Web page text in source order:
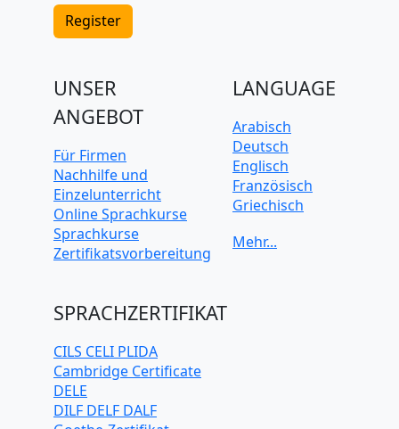
Register
UNSER
ANGEBOT
Für Firmen
Nachhilfe und
Einzelunterricht
Online Sprachkurse
Sprachkurse
Zertifikatsvorbereitung
LANGUAGE
Arabisch
Deutsch
Englisch
Französisch
Griechisch
Japanisch
SPRACHZERTIFIKAT
CILS CELI PLIDA
Cambridge Certificate
DELE
DILF DELF DALF